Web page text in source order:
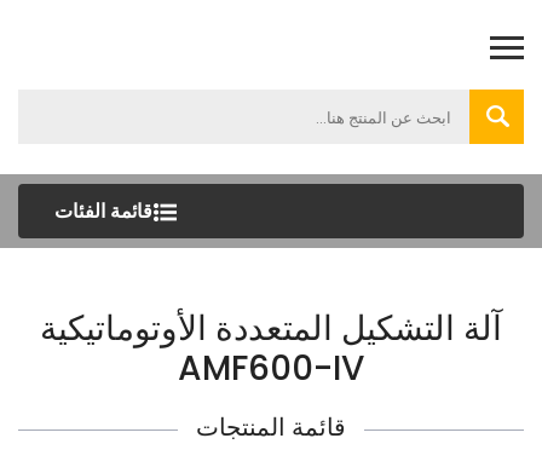
قائمة الفئات
آلة التشكيل المتعددة الأوتوماتيكية
AMF600-IV
قائمة المنتجات